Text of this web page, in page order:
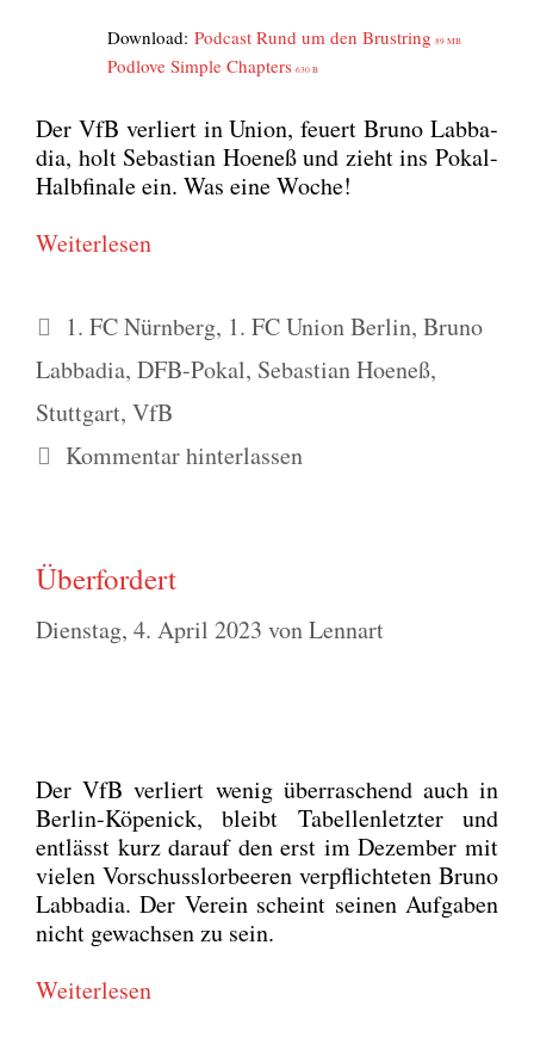
Down­load: Pod­cast Rund um den Brust­ring 89 MB
Pod­l­ove Simp­le Chap­ters 630 B
Der VfB ver­liert in Uni­on, feu­ert Bru­no Lab­ba­
dia, holt Sebas­ti­an Hoe­neß und zieht ins Pokal-
Halb­fi­na­le ein. Was eine Woche!
Wei­ter­le­sen
Schlagwörter
1. FC Nürnberg, 1. FC Union Berlin, Bruno
Labbadia, DFB-Pokal, Sebastian Hoeneß,
Stuttgart, VfB
Kommentar hinterlassen
Überfordert
Dienstag, 4. April 2023 vonLennart
Der VfB ver­liert wenig über­ra­schend auch in
Ber­lin-Köpe­nick, bleibt Tabel­len­letz­ter und
ent­lässt kurz dar­auf den erst im Dezem­ber mit
vie­len Vor­schuss­lor­bee­ren ver­pflich­te­ten Bru­no
Lab­ba­dia. Der Ver­ein scheint sei­nen Auf­ga­ben
nicht gewach­sen zu sein.
Wei­ter­le­sen